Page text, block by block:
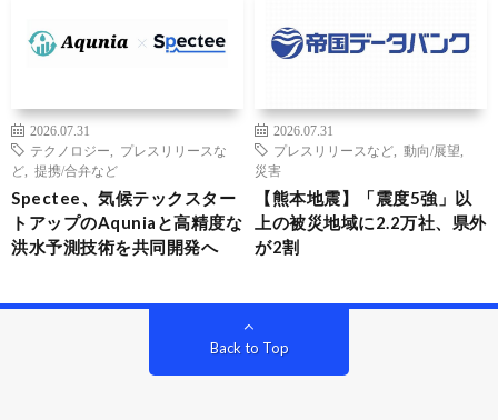
2026.07.31
テクノロジー
プレスリリースな
ど
提携/合弁など
Spectee、気候テックスター
トアップのAquniaと高精度な
洪水予測技術を共同開発へ
2026.07.31
プレスリリースなど
動向/展望
災害
【熊本地震】「震度5強」以
上の被災地域に2.2万社、県外
が2割
Back to Top